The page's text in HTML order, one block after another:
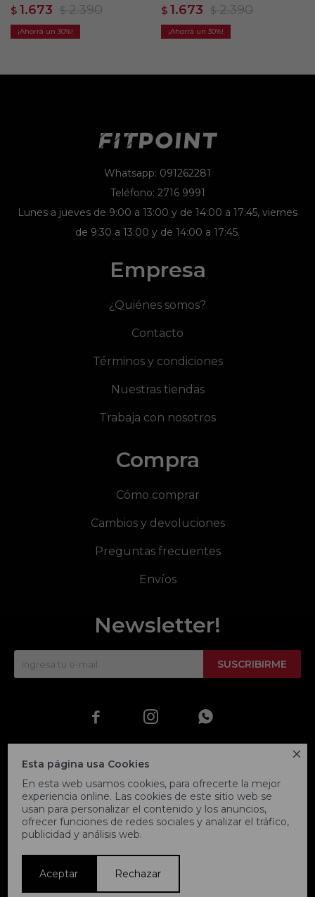

Esta página usa Cookies
En esta web usamos cookies, para ofrecerte la mejor
experiencia online. Las cookies de este sitio web se
usan para personalizar el contenido y los anuncios,
ofrecer funciones de redes sociales y analizar el tráfico,
publicidad y análisis web.
Aceptar Rechazar
$ 1.673 $ 2.390
30
$ 1.673 $ 2.390
30
Whatsapp: 091262281
Teléfono: 2716 9991
Lunes a jueves de 9:00 a 13:00 y de 14:00 a 17:45, viernes
de 9:30 a 13:00 y de 14:00 a 17:45.
Empresa
¿Quiénes somos?
Contacto
Términos y condiciones
Nuestras tiendas
Trabaja con nosotros
Compra
Cómo comprar
Cambios y devoluciones
Preguntas frecuentes
Envíos
Newsletter!
SUSCRIBIRME
  